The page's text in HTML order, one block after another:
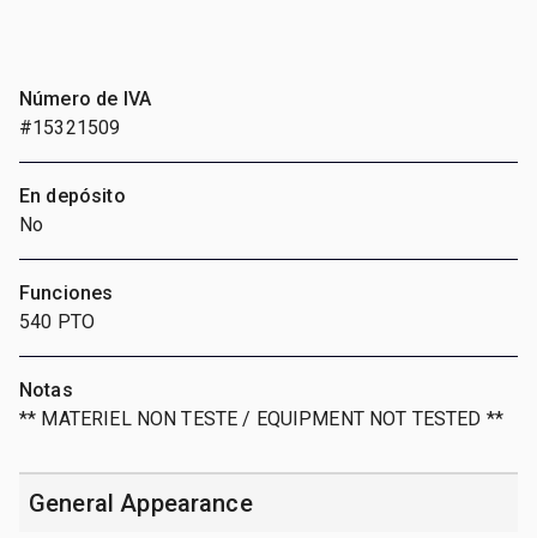
Número de IVA
#15321509
En depósito
No
Funciones
540 PTO
Notas
** MATERIEL NON TESTE / EQUIPMENT NOT TESTED **
General Appearance